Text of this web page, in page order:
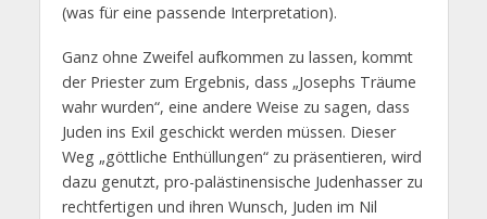
(was für eine passende Interpretation).
Ganz ohne Zweifel aufkommen zu lassen, kommt
der Priester zum Ergebnis, dass „Josephs Träume
wahr wurden“, eine andere Weise zu sagen, dass
Juden ins Exil geschickt werden müssen. Dieser
Weg „göttliche Enthüllungen“ zu präsentieren, wird
dazu genutzt, pro-palästinensische Judenhasser zu
rechtfertigen und ihren Wunsch, Juden im Nil